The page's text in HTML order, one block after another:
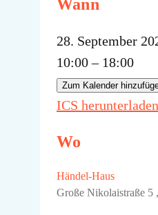
Wann
28. September
10:00 – 18:00
Zum Kalender
ICS herunterladen
Wo
Händel-Haus
Große Nikolaistraße 5